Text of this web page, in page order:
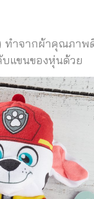
ทำจากผ้าคุณภา
บแขนของหุ่นด้วย